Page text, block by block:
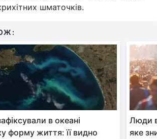
шматочків.
в океані
форму життя: її видно
Люди
яке